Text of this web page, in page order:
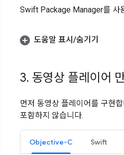
Swift Package Manager를 사
도움말 표시 /숨기기
3. 동영상 플레이어
먼저 동영상 플레이어를 구현
포함하지 않습니다.
Objective-C Swift